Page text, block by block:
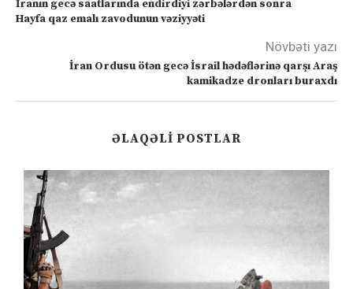
İranın gecə saatlarında endirdiyi zərbələrdən sonra
Hayfa qaz emalı zavodunun vəziyyəti
Növbəti yazı
İran Ordusu ötən gecə İsrail hədəflərinə qarşı Araş
kamikadze dronları buraxdı
ƏLAQƏLI POSTLAR